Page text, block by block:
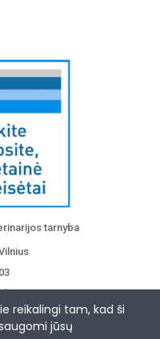
tarnyba
reikalingi tam, kad ši
jūsų